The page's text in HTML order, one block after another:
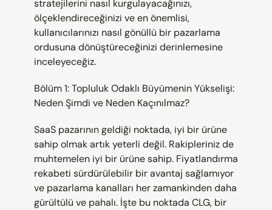
stratejilerini nasıl kurgulayacağınızı,
ölçeklendireceğinizi ve en önemlisi,
kullanıcılarınızı nasıl gönüllü bir pazarlama
ordusuna dönüştüreceğinizi derinlemesine
inceleyeceğiz.
Bölüm 1: Topluluk Odaklı Büyümenin Yükselişi:
Neden Şimdi ve Neden Kaçınılmaz?
SaaS pazarının geldiği noktada, iyi bir ürüne
sahip olmak artık yeterli değil. Rakipleriniz de
muhtemelen iyi bir ürüne sahip. Fiyatlandırma
rekabeti sürdürülebilir bir avantaj sağlamıyor
ve pazarlama kanalları her zamankinden daha
gürültülü ve pahalı. İşte bu noktada CLG, bir